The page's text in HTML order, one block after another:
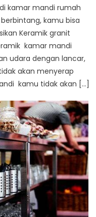
kamar mandi rumah
kamu bisa
Keramik granit
kamar mandi
udara dengan lancar,
akan menyerap
kamu tidak akan […]